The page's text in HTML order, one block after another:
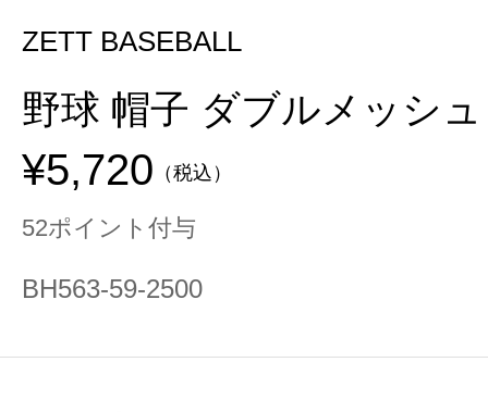
ZETT BASEBALL
野球 帽子 ダブルメッシ
¥5,720 （税込）
52ポイント付与
BH563-59-2500